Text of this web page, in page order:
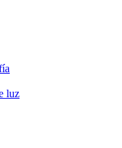
luz